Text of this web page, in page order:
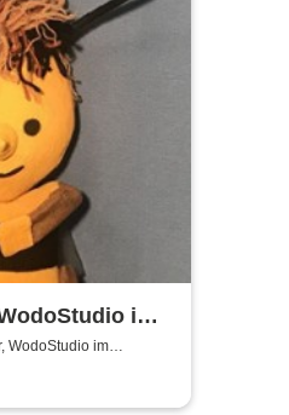
im
Ruhr
WodoStudio im